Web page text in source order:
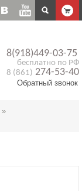
8(918)449-03-75
бесплатно по РФ
8 (861) 274-53-40
Обратный звонок
»